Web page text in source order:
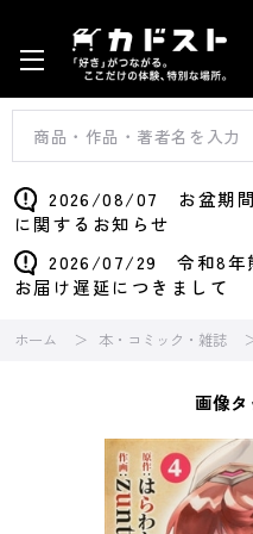
2026/08/07 お盆期間
に関するお知らせ
2026/07/29 令和8年
お届け遅延につきまして
ホーム 本・コミック・雑誌
画像タ